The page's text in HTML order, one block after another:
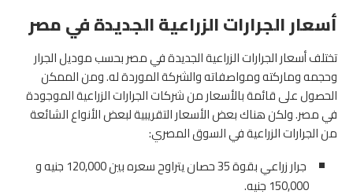
أسعار الجرارات الزراعية الجديدة في مصر
تختلف أسعار الجرارات الزراعية الجديدة في مصر بحسب موديل الجرار
وحجمه وماركته ومواصفاته والشركة الموردة له. ومن الممكن
الحصول على قائمة بالأسعار من شركات الجرارات الزراعية الموجودة
في مصر. ولكن هناك بعض الأسعار التقريبية لبعض الأنواع الشائعة
من الجرارات الزراعية في السوق المصري:
جرار زراعي بقوة 35 حصان يتراوح سعره بين 120,000 جنيه و
150,000 جنيه.